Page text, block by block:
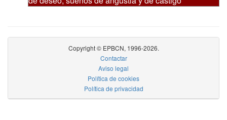
Copyright © EPBCN, 1996-2026.
Contactar
Aviso legal
Política de cookies
Política de privacidad